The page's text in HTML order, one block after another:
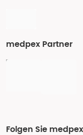
medpex Partner
Folgen Sie medpex